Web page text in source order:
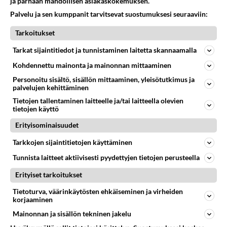
kenen näköinen
07.08.2026 16:24
Tykkäätköhän vielä minusta?
29
528
Olet ihana
05.08.2026 21:15
500
Hyvännäköinen pakkaus
Olet hyvännäköinen pakkaus nainen.
06.08.2026 13:03
Ikävä
478
Vihervasemmistofeministinaisasianaiset
06.08.2026 12:01
Osallistu keskusteluun
Palvelu ja sen kumppanit tarvitsevat suostumuksesi seuraaviin:
Tarkoitukset
Tarkat sijaintitiedot ja tunnistaminen laitetta skannaamalla
Kohdennettu mainonta ja mainonnan mittaaminen
Personoitu sisältö, sisällön mittaaminen, yleisötutkimus ja
palvelujen kehittäminen
Tietojen tallentaminen laitteelle ja/tai laitteella olevien
tietojen käyttö
Erityisominaisuudet
Tarkkojen sijaintitietojen käyttäminen
Tunnista laitteet aktiivisesti pyydettyjen tietojen perusteella
Erityiset tarkoitukset
Tietoturva, väärinkäytösten ehkäiseminen ja virheiden
korjaaminen
Mainonnan ja sisällön tekninen jakelu